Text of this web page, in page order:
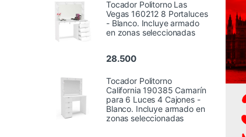
Tocador Politorno Las
Vegas 160212 8 Portaluces
- Blanco. Incluye armado
en zonas seleccionadas
28.500
Tocador Politorno
California 190385 Camarín
para 6 Luces 4 Cajones -
Blanco. Incluye armado en
zonas seleccionadas